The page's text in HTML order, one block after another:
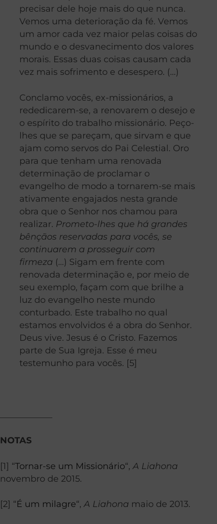
precisar dele hoje mais do que nunca.
Vemos uma deterioração da fé. Vemos
um amor cada vez maior pelas coisas do
mundo e o desvanecimento dos valores
morais. Essas duas coisas causam cada
vez mais sofrimento e desespero. (…)
Conclamo vocês, ex-missionários, a
rededicarem-se, a renovarem o desejo e
o espírito do trabalho missionário. Peço-
lhes que se pareçam, que sirvam e que
ajam como servos do Pai Celestial. Oro
para que tenham uma renovada
determinação de proclamar o
evangelho de modo a tornarem-se mais
ativamente engajados nesta grande
obra que o Senhor nos chamou para
realizar. Prometo-lhes que há grandes
bênçãos reservadas para vocês, se
continuarem a prosseguir com
firmeza (…) Sigam em frente com
renovada determinação e, por meio de
seu exemplo, façam com que brilhe a
luz do evangelho neste mundo
conturbado. Este trabalho no qual
estamos envolvidos é a obra do Senhor.
Deus vive. Jesus é o Cristo. Fazemos
parte de Sua Igreja. Esse é meu
testemunho para vocês. [5]
NOTAS
[1] “Tornar-se um Missionário“, A Liahona
novembro de 2015.
[2] “É um milagre“,A Liahona maio de 2013.